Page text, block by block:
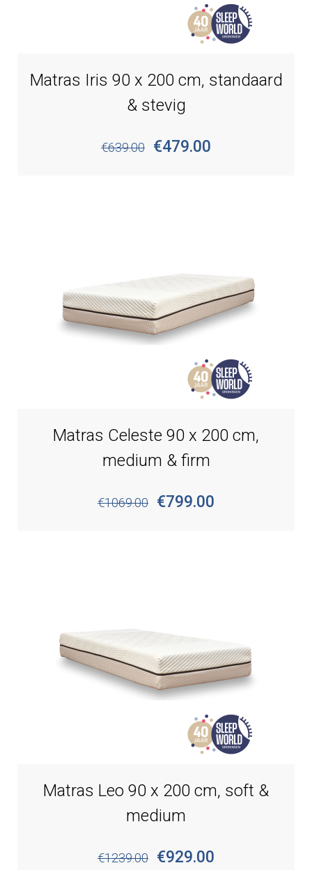
Matras Iris 90 x 200 cm, standaard
& stevig
€639.00 €479.00
Matras Celeste 90 x 200 cm,
medium & firm
€1069.00 €799.00
Matras Leo 90 x 200 cm, soft &
medium
€1239.00 €929.00